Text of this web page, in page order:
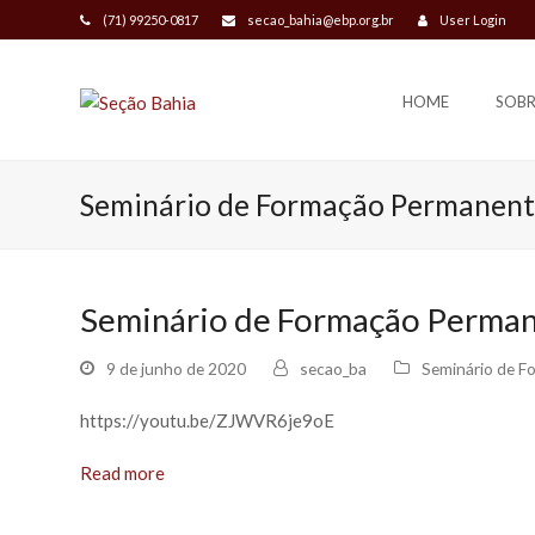
(71) 99250-0817 secao_bahia@ebp.org.br User Login
HOME
Seminário de Formação
Seminário de Formação
9 de junho de 2020 secao_ba Seminário de
https://youtu.be/ZJWVR6je9oE
Read more